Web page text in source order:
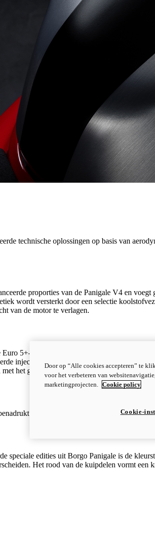
technische oplossingen op basis van
proporties van de Panigale V4 en
wordt versterkt door een selectie
van de motor te verlagen.
5+-homologatie te verkrijgen, zorgen
injectoren en een nieuw ontwerp van de
het gaspedaal volledig open bij maximale
de tank in zichtbaar geborsteld
speciale edities uit Borgo Panigale is de
Het rood van de kuipdelen vormt een
Door op “Alle cookies accepteren” te
voor het verbeteren van
marketingprojecten. Cookie policy
Cookie-